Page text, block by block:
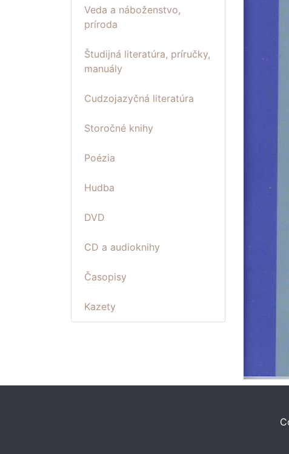
Veda a náboženstvo,
príroda
Študijná literatúra, príručky,
manuály
Cudzojazyčná literatúra
Storočné knihy
Poézia
Hudba
DVD
CD a audioknihy
Časopisy
Kazety